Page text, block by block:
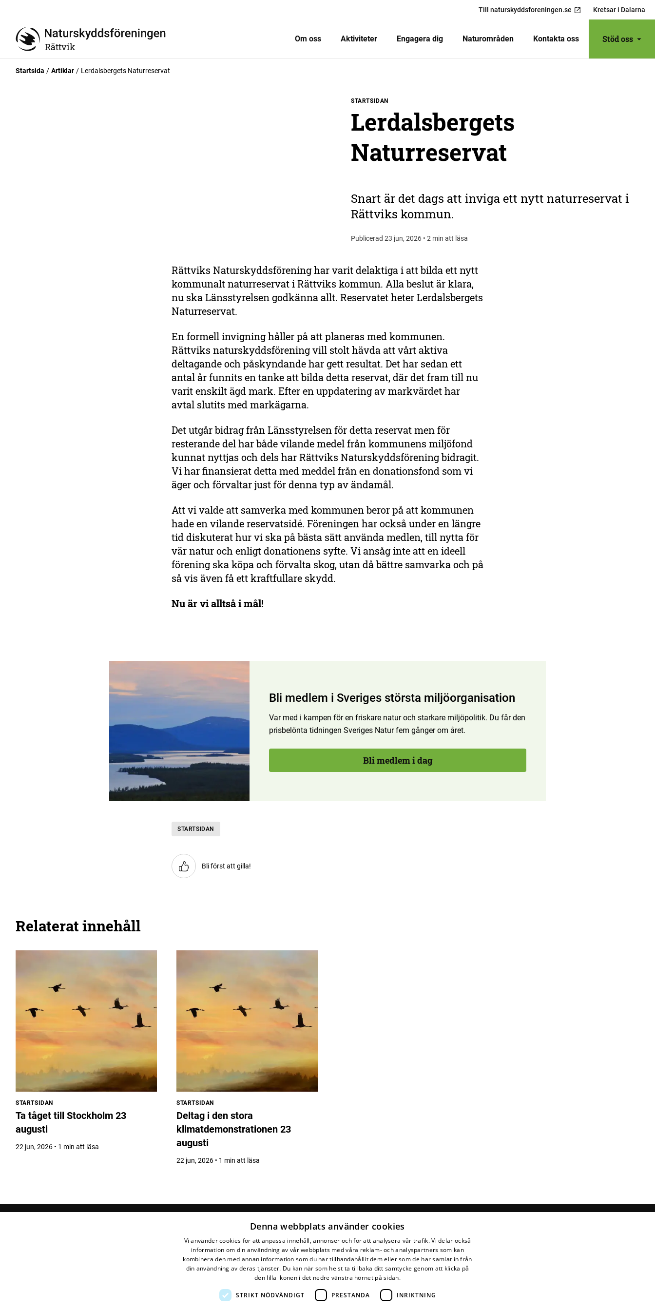
Till naturskyddsforeningen.se Kretsar i Dalarna
Rättvik
Om oss Aktiviteter Engagera dig Naturområden Kontakta oss Stöd oss
Startsida Artiklar Lerdalsbergets Naturreservat
STARTSIDAN
Lerdalsbergets
Naturreservat
Snart är det dags att inviga ett nytt naturreservat i
Rättviks kommun.
Publicerad 23 jun, 2026 • 2 min att läsa
Rättviks Naturskyddsförening har varit delaktiga i att bilda ett nytt
kommunalt naturreservat i Rättviks kommun. Alla beslut är klara,
nu ska Länsstyrelsen godkänna allt. Reservatet heter Lerdalsbergets
Naturreservat.
En formell invigning håller på att planeras med kommunen.
Rättviks naturskyddsförening vill stolt hävda att vårt aktiva
deltagande och påskyndande har gett resultat. Det har sedan ett
antal år funnits en tanke att bilda detta reservat, där det fram till nu
varit enskilt ägd mark. Efter en uppdatering av markvärdet har
avtal slutits med markägarna.
Det utgår bidrag från Länsstyrelsen för detta reservat men för
resterande del har både vilande medel från kommunens miljöfond
kunnat nyttjas och dels har Rättviks Naturskyddsförening bidragit.
Vi har finansierat detta med meddel från en donationsfond som vi
äger och förvaltar just för denna typ av ändamål.
Att vi valde att samverka med kommunen beror på att kommunen
hade en vilande reservatsidé. Föreningen har också under en längre
tid diskuterat hur vi ska på bästa sätt använda medlen, till nytta för
vär natur och enligt donationens syfte. Vi ansåg inte att en ideell
förening ska köpa och förvalta skog, utan då bättre samvarka och på
så vis även få ett kraftfullare skydd.
Nu är vi alltså i mål!
Bli medlem i Sveriges största miljöorganisation
Var med i kampen för en friskare natur och starkare miljöpolitik. Du får den
prisbelönta tidningen Sveriges Natur fem gånger om året.
Bli medlem i dag
STARTSIDAN
Bli först att gilla!
Relaterat innehåll
STARTSIDAN
Ta tåget till Stockholm 23
augusti
22 jun, 2026 • 1 min att läsa
STARTSIDAN
Deltag i den stora
klimatdemonstrationen 23
augusti
22 jun, 2026 • 1 min att läsa
Denna webbplats använder cookies
Vi använder cookies för att anpassa innehåll, annonser och för att analysera vår trafik. Vi delar också
information om din användning av vår webbplats med våra reklam- och analyspartners som kan
kombinera den med annan information som du har tillhandahållit dem eller som de har samlat in från
din användning av deras tjänster. Du kan när som helst ta tillbaka ditt samtycke genom att klicka på
den lilla ikonen i det nedre vänstra hörnet på sidan.
STRIKT NÖDVÄNDIGT PRESTANDA INRIKTNING